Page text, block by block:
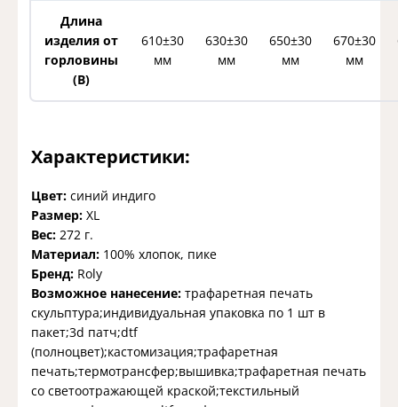
Длина
изделия от
горловины
(B)
610±30
мм
630±30
мм
650±30
мм
670±30
мм
Характеристики:
Цвет: синий индиго
Размер: XL
Вес: 272 г.
Материал: 100% хлопок, пике
Бренд: Roly
Возможное нанесение: трафаретная печать
скульптура;индивидуальная упаковка по 1 шт в
пакет;3d патч;dtf
(полноцвет);кастомизация;трафаретная
печать;термотрансфер;вышивка;трафаретная печать
со светоотражающей краской;текстильный